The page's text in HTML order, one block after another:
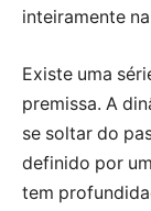
inteiramente
Existe uma
premissa. A
se soltar do
definido por
tem